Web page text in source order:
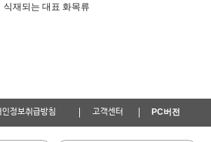
식재되는 대표 화목류
인정보취급방침 고객센터 PC버전